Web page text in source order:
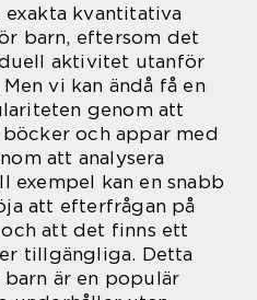
kvantitativa
barn, eftersom det
aktivitet utanför
vi kan ändå få en
genom att
och appar med
att analysera
exempel kan en snabb
att efterfrågan på
att det finns ett
tillgängliga. Detta
är en populär